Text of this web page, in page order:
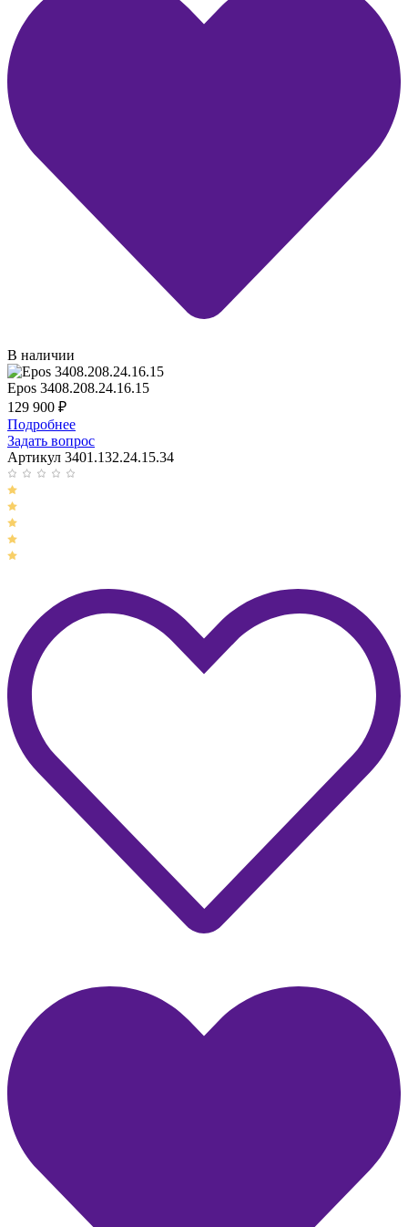
В наличии
Epos 3408.208.24.16.15
129 900 ₽
Подробнее
Задать вопрос
Артикул 3401.132.24.15.34